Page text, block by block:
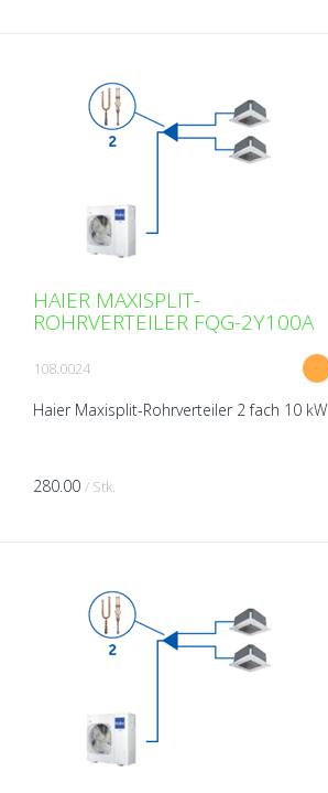
HAIER MAXISPLIT-
ROHRVERTEILER FQG-2Y100A
108.0024
Haier Maxisplit-Rohrverteiler 2 fach 10 kW
280.00 / Stk.